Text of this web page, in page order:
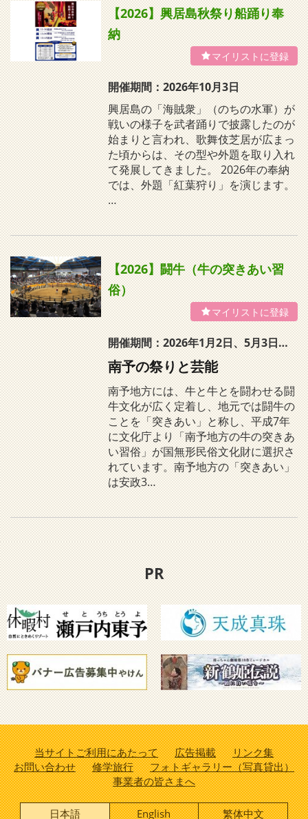
【2026】興居島秋祭り船踊り奉
納
開催期間：2026年10月3日
興居島の「海賊衆」（のちの水軍）が
戦いの様子を武者踊りで披露したのが
始まりと言われ、歌舞伎芝居が広まっ
た頃からは、その型や外題を取り入れ
て発展してきました。 2026年の奉納
では、外題「紅葉狩り」を演じます。
…
【2026】闘牛（牛の突きあい習
俗）
開催期間：2026年1月2日、5月3日、7月23日、10月25日（予定） ※開催日については、変更することがあります
南予の祭りと芸能
南予地方には、牛と牛とを闘わせる闘
牛文化が広く定着し、地元では闘牛の
ことを「突きあい」と称し、平成7年
に文化庁より「南予地方の牛の突きあ
い習俗」が国無形民俗文化財に選択さ
れています。南予地方の「突きあい」
は安政3…
PR
当サイトご利用にあたって 広告掲載
リンク集
お問い合わせ
修学旅行
フォトギャラリー（写真貸出）
事業者の皆さまへ
日本語 English 繁体中文